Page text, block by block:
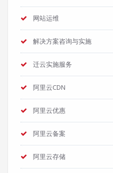
网站运维
解决方案咨询与实施
迁云实施服务
阿里云CDN
阿里云优惠
阿里云备案
阿里云存储